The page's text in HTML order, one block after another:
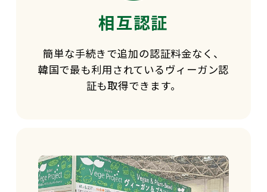
相互認証
簡単な手続きで追加の認証料金なく、
韓国で最も利用されているヴィーガン認
証も取得できます。